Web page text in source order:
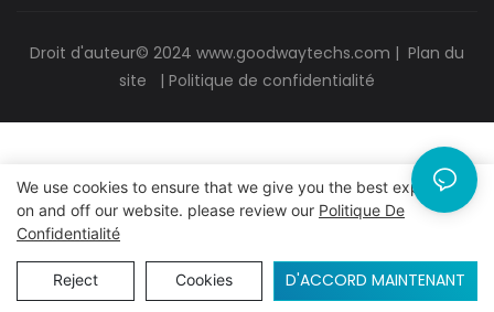
Droit d'auteur© 2024 www.goodwaytechs.com | Plan du
site
| Politique de confidentialité
We use cookies to ensure that we give you the best experience
on and off our website. please review our Politique De
Confidentialité
Reject Cookies D'ACCORD MAINTENANT